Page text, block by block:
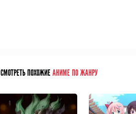
СМОТРЕТЬ ПОХОЖИЕАНИМЕ ПО ЖАНРУ